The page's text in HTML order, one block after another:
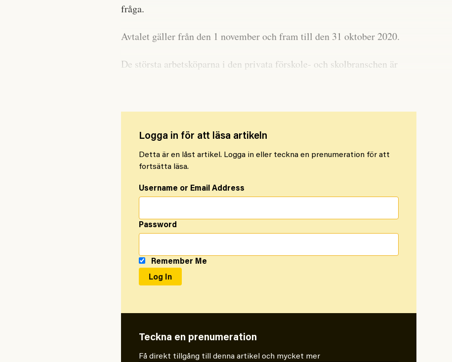
fråga.
Avtalet gäller från den 1 november och fram till den 31 oktober 2020.
De största arbetsköparna i den privata förskole- och skolbranschen är
Logga in för att läsa artikeln
Detta är en låst artikel. Logga in eller teckna en prenumeration för att
fortsätta läsa.
Username or Email Address
Password
Remember Me
Teckna en prenumeration
Få direkt tillgång till denna artikel och mycket mer